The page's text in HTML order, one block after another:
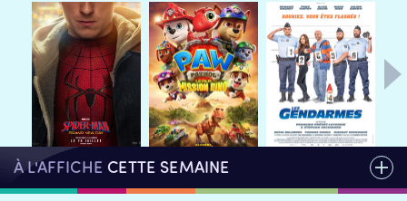
JEUNESSE
AUTRES RENDEZ-VOUS
MON COMPTE
NOUS CONTACTER
À L'AFFICHE CETTE SEMAINE